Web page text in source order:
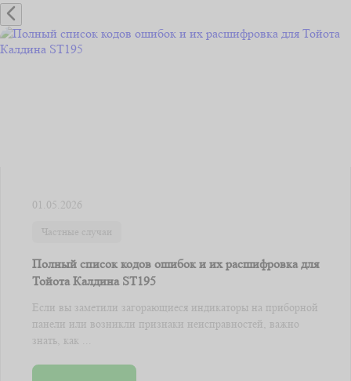
01.05.2026
Частные случаи
Полный список кодов ошибок и их расшифровка для
Тойота Калдина ST195
Если вы заметили загорающиеся индикаторы на приборной
панели или возникли признаки неисправностей, важно
знать, как ...